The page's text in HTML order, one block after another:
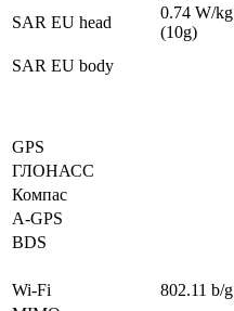
SAR EU head
0.74 W/kg
(10g)
SAR EU body
GPS
ГЛОНАСС
Компас
A-GPS
BDS
Wi-Fi
802.11 b/g